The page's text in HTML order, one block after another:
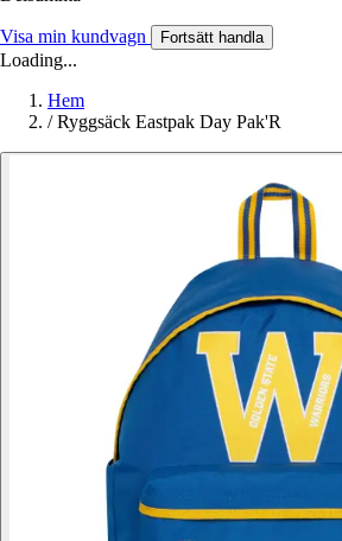
Visa min kundvagn Fortsätt handla
Loading...
Hem
/ Ryggsäck Eastpak Day Pak'R